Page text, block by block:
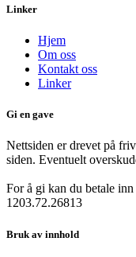
Linker
Hjem
Om oss
Kontakt oss
Linker
Gi en gave
Nettsiden er drevet på
siden. Eventuelt
For å gi kan du betale
1203.72.26813
Bruk av innhold